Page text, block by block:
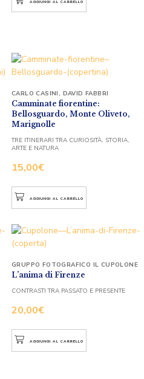
AGGIUNGI AL CARRELLO
Camminate fiorentine:
Bellosguardo, Monte Oliveto,
Marignolle
15,00€
CARLO CASINI, DAVID FABBRI
TRE ITINERARI TRA CURIOSITÀ, STORIA,
ARTE E NATURA
AGGIUNGI AL CARRELLO
L’anima di Firenze
20,00€
GRUPPO FOTOGRAFICO IL CUPOLONE
CONTRASTI TRA PASSATO E PRESENTE
AGGIUNGI AL CARRELLO